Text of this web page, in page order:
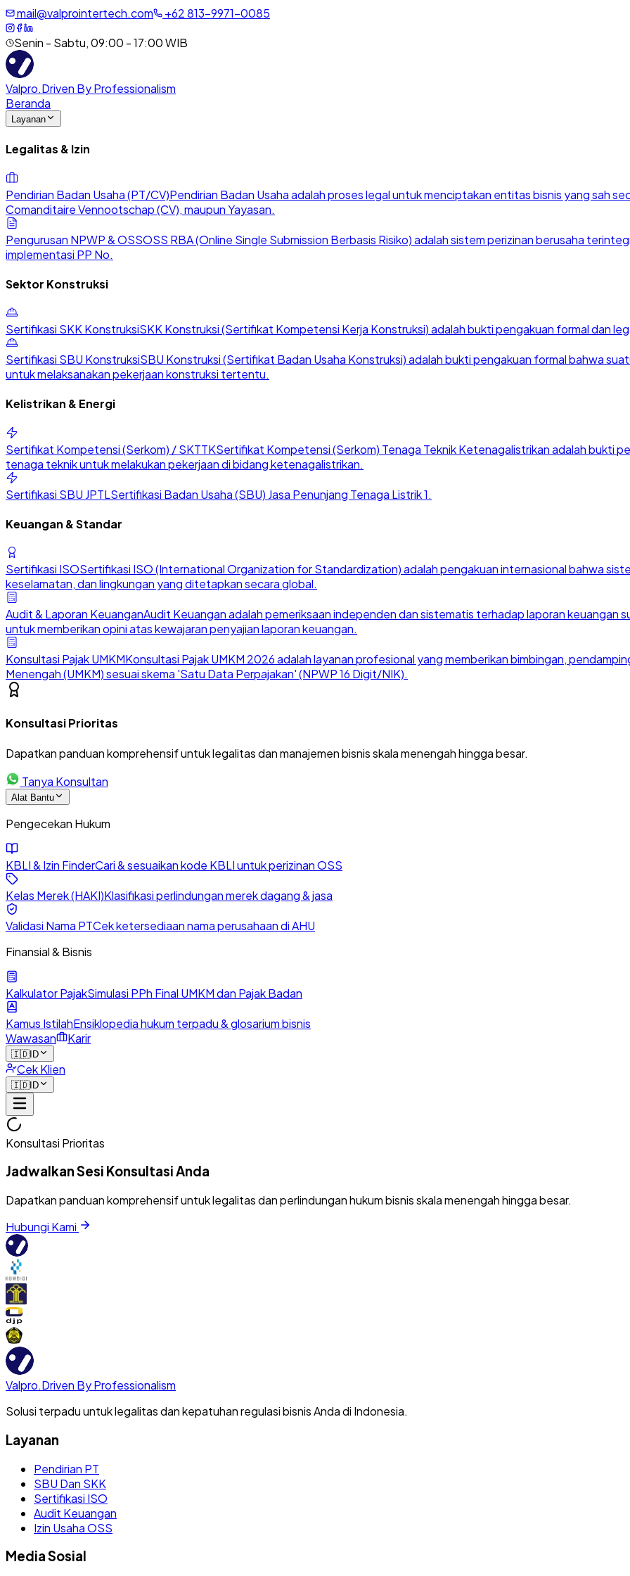
mail@valprointertech.com +62813-9971-0085
Senin - Sabtu, 09:00 - 17:00 WIB
Valpro.Driven By Professionalism
Beranda
Layanan
Legalitas & Izin
Pendirian Badan Usaha (PT/CV)Pendirian Badan Usaha adalah proses legal untuk menciptakan entitas bisnis yang sah
Comanditaire Vennootschap (CV), maupun Yayasan.
Pengurusan NPWP & OSSOSS RBA (Online Single Submission Berbasis Risiko) adalah sistem perizinan berusaha
implementasi PP No.
Sektor Konstruksi
Sertifikasi SKK KonstruksiSKK Konstruksi (Sertifikat Kompetensi Kerja Konstruksi) adalah bukti pengakuan formal dan
Sertifikasi SBU KonstruksiSBU Konstruksi (Sertifikat Badan Usaha Konstruksi) adalah bukti pengakuan formal bahwa
untuk melaksanakan pekerjaan konstruksi tertentu.
Kelistrikan & Energi
Sertifikat Kompetensi (Serkom) / SKTTKSertifikat Kompetensi (Serkom) Tenaga Teknik Ketenagalistrikan adalah bukti
tenaga teknik untuk melakukan pekerjaan di bidang ketenagalistrikan.
Sertifikasi SBU JPTLSertifikasi Badan Usaha (SBU) Jasa Penunjang Tenaga Listrik 1.
Keuangan & Standar
Sertifikasi ISOSertifikasi ISO (International Organization for Standardization) adalah pengakuan internasional bahwa
keselamatan, dan lingkungan yang ditetapkan secara global.
Audit & Laporan KeuanganAudit Keuangan adalah pemeriksaan independen dan sistematis terhadap laporan keuangan
untuk memberikan opini atas kewajaran penyajian laporan keuangan.
Konsultasi Pajak UMKMKonsultasi Pajak UMKM 2026 adalah layanan profesional yang memberikan bimbingan,
Menengah (UMKM) sesuai skema 'Satu Data Perpajakan' (NPWP 16 Digit/NIK).
Konsultasi Prioritas
Dapatkan panduan komprehensif untuk legalitas dan manajemen bisnis skala menengah hingga besar.
Tanya Konsultan
Alat Bantu
Pengecekan Hukum
KBLI & Izin FinderCari & sesuaikan kode KBLI untuk perizinan OSS
Kelas Merek (HAKI)Klasifikasi perlindungan merek dagang & jasa
Validasi Nama PTCek ketersediaan nama perusahaan di AHU
Finansial & Bisnis
Kalkulator PajakSimulasi PPh Final UMKM dan Pajak Badan
Kamus IstilahEnsiklopedia hukum terpadu & glosarium bisnis
Wawasan
Karir
🇮🇩ID
Cek Klien
🇮🇩ID
Konsultasi Prioritas
Jadwalkan Sesi Konsultasi Anda
Dapatkan panduan komprehensif untuk legalitas dan perlindungan hukum bisnis skala menengah hingga besar.
Hubungi Kami
Valpro.Driven By Professionalism
Solusi terpadu untuk legalitas dan kepatuhan regulasi bisnis Anda di Indonesia.
Layanan
Pendirian PT
SBU Dan SKK
Sertifikasi ISO
Audit Keuangan
Izin Usaha OSS
Media Sosial